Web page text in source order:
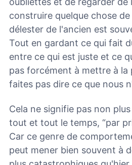
construire quelque chose
délester de l'ancien est
Tout en gardant ce qui fait
entre ce qui est juste et ce
pas forcément à mettre à la
faites pas dire ce que nous
Cela ne signifie pas non
tout et tout le temps, “par
Car ce genre de
peut mener bien souvent à